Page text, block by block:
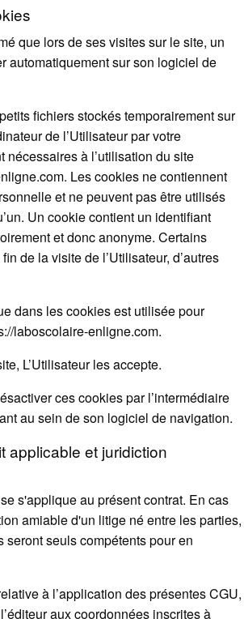
que lors de ses visites sur le site, un
automatiquement sur son logiciel de
fichiers stockés temporairement sur
de l’Utilisateur par votre
nécessaires à l’utilisation du site
Les cookies ne contiennent
et ne peuvent pas être utilisés
Un cookie contient un identifiant
et donc anonyme. Certains
de la visite de l’Utilisateur, d’autres
dans les cookies est utilisée pour
laboscolaire-enligne.com.
L’Utilisateur les accepte.
ces cookies par l’intermédiaire
au sein de son logiciel de navigation.
applicable et juridiction
s'applique au présent contrat. En cas
amiable d'un litige né entre les parties,
seront seuls compétents pour en
à l’application des présentes CGU,
aux coordonnées inscrites à